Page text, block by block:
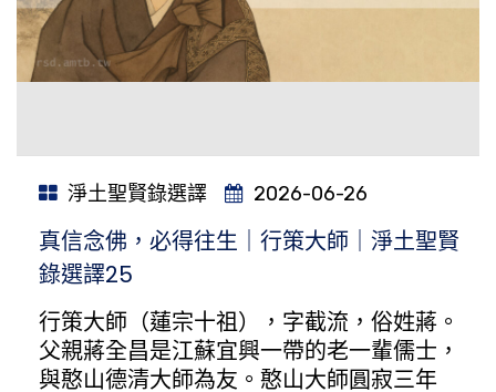
淨土聖賢錄選譯 2026-06-26
真信念佛，必得往生｜行策大師｜淨土聖賢
錄選譯25
行策大師（蓮宗十祖），字截流，俗姓蔣。
父親蔣全昌是江蘇宜興一帶的老一輩儒士，
與憨山德清大師為友。憨山大師圓寂三年